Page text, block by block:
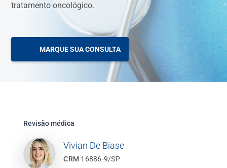
tratamento oncológico.
MARQUE SUA CONSULTA
Revisão médica
Vivian De Biase
CRM 16886-9/SP